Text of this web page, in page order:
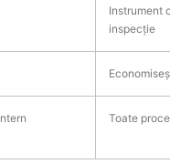
Instrument
inspecție
Toate